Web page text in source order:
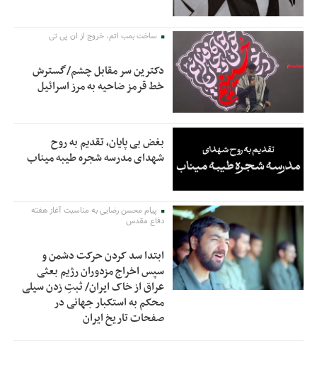
ساخت بمب اتم، خروج از ان پی تی
دکترین سر مقابل چشم/گسترش
خط قرمز ضاحیه به مرز اسرائیل
بغض بی پایان، تقدیم به روح
شهدای مدرسه شجره طیبه میناب
پیام محسن رضایی به مناسبت آغاز هفته
دفاع مقدس
ابتدا سد کردن حرکت دشمن و
سپس اخراج مزدوران رژیم بعثی
عراق از خاک ایران/ ثبتِ زدن سیلی
محکم به استکبار جهانی در
صفحات تاریخ ایران